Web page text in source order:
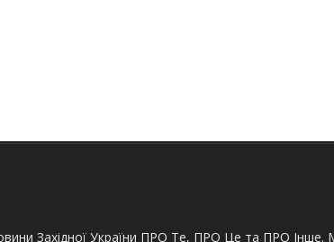
Західної України ПРО Те, ПРО Це та ПРО Інше.